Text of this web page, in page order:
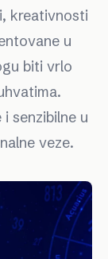
kreativnosti
u
biti vrlo
senzibilne u
veze.